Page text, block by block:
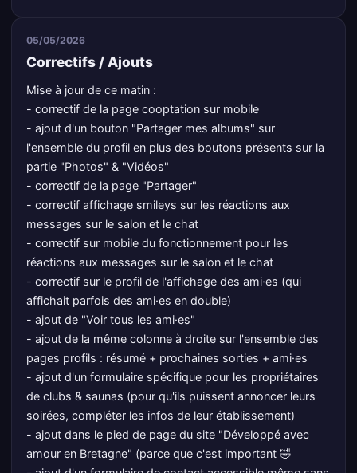
05/05/2026
Correctifs / Ajouts
Mise à jour de ce matin :
- correctif de la page cooptation sur mobile
- ajout d'un bouton "Partager mes albums" sur
l'ensemble du profil en plus des boutons présents sur la
partie "Photos" & "Vidéos"
- correctif de la page "Partager"
- correctif affichage smileys sur les réactions aux
messages sur le salon et le chat
- correctif sur mobile du fonctionnement pour les
réactions aux messages sur le salon et le chat
- correctif sur le profil de l'affichage des ami·es (qui
affichait parfois des ami·es en double)
- ajout de "Voir tous les ami·es"
- ajout de la même colonne à droite sur l'ensemble des
pages profils : résumé + prochaines sorties + ami·es
- ajout d'un formulaire spécifique pour les propriétaires
de clubs & saunas (pour qu'ils puissent annoncer leurs
soirées, compléter les infos de leur établissement)
- ajout dans le pied de page du site "Développé avec
amour en Bretagne" (parce que c'est important 🤣